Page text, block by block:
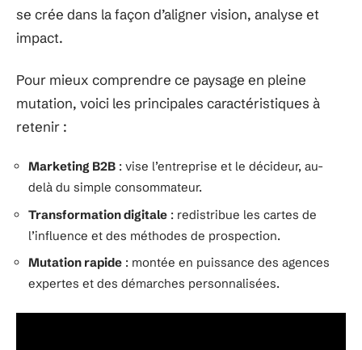
se crée dans la façon d’aligner vision, analyse et
impact.
Pour mieux comprendre ce paysage en pleine
mutation, voici les principales caractéristiques à
retenir :
Marketing B2B : vise l’entreprise et le décideur, au-
delà du simple consommateur.
Transformation digitale : redistribue les cartes de
l’influence et des méthodes de prospection.
Mutation rapide : montée en puissance des agences
expertes et des démarches personnalisées.